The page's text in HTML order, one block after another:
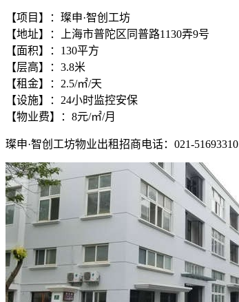
【项目】：璨申·智创工坊
【地址】：上海市普陀区同普路1130弄9号
【面积】：130平方
【层高】：3.8米
【租金】：2.5/㎡/天
【设施】：24小时监控安保
【物业费】：8元/㎡/月
璨申·智创工坊物业出租招商电话：021-51693310